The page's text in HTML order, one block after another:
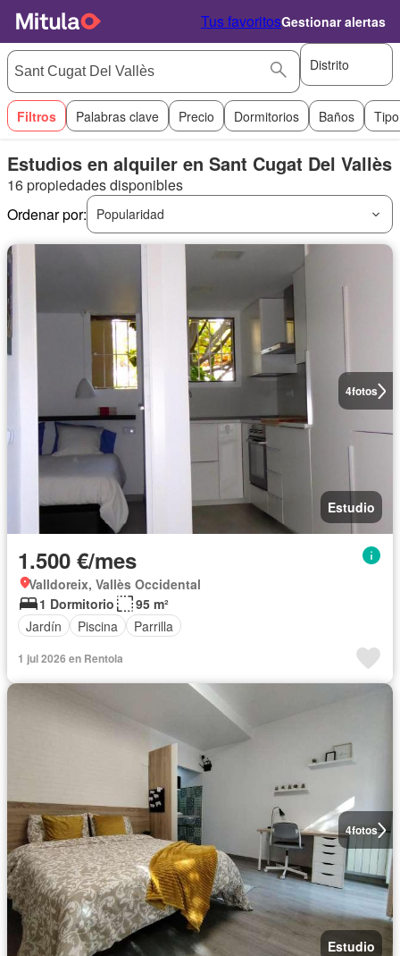
Tus favoritosGestionar alertas
Distrito
Filtros Palabras clave Precio Dormitorios Baños
Estudios en alquiler en Sant Cugat Del Vallès
16 propiedades disponibles
Ordenar por:
Popularidad
4fotos
Estudio
1.500 €/mes
Valldoreix, Vallès Occidental
1 Dormitorio
95 m²
Jardín
Piscina Parrilla
1 jul 2026 en Rentola
4fotos
Estudio